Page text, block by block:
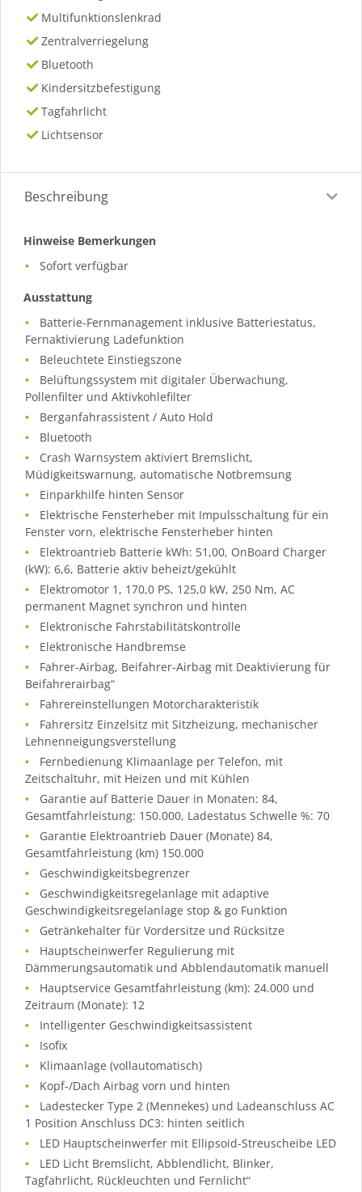
Multifunktionslenkrad
Zentralverriegelung
Bluetooth
Kindersitzbefestigung
Tagfahrlicht
Lichtsensor
Beschreibung
Hinweise Bemerkungen
Sofort verfügbar
Ausstattung
Batterie-Fernmanagement inklusive Batteriestatus,
Fernaktivierung Ladefunktion
Beleuchtete Einstiegszone
Belüftungssystem mit digitaler Überwachung,
Pollenfilter und Aktivkohlefilter
Berganfahrassistent / Auto Hold
Bluetooth
Crash Warnsystem aktiviert Bremslicht,
Müdigkeitswarnung, automatische Notbremsung
Einparkhilfe hinten Sensor
Elektrische Fensterheber mit Impulsschaltung für ein
Fenster vorn, elektrische Fensterheber hinten
Elektroantrieb Batterie kWh: 51,00, OnBoard Charger
(kW): 6,6, Batterie aktiv beheizt/gekühlt
Elektromotor 1, 170,0 PS, 125,0 kW, 250 Nm, AC
permanent Magnet synchron und hinten
Elektronische Fahrstabilitätskontrolle
Elektronische Handbremse
Fahrer-Airbag, Beifahrer-Airbag mit Deaktivierung für
Beifahrerairbag“
Fahrereinstellungen Motorcharakteristik
Fahrersitz Einzelsitz mit Sitzheizung, mechanischer
Lehnenneigungsverstellung
Fernbedienung Klimaanlage per Telefon, mit
Zeitschaltuhr, mit Heizen und mit Kühlen
Garantie auf Batterie Dauer in Monaten: 84,
Gesamtfahrleistung: 150.000, Ladestatus Schwelle %: 70
Garantie Elektroantrieb Dauer (Monate) 84,
Gesamtfahrleistung (km) 150.000
Geschwindigkeitsbegrenzer
Geschwindigkeitsregelanlage mit adaptive
Geschwindigkeitsregelanlage stop & go Funktion
Getränkehalter für Vordersitze und Rücksitze
Hauptscheinwerfer Regulierung mit
Dämmerungsautomatik und Abblendautomatik manuell
Hauptservice Gesamtfahrleistung (km): 24.000 und
Zeitraum (Monate): 12
Intelligenter Geschwindigkeitsassistent
Isofix
Klimaanlage (vollautomatisch)
Kopf-/Dach Airbag vorn und hinten
Ladestecker Type 2 (Mennekes) und Ladeanschluss AC
1 Position Anschluss DC3: hinten seitlich
LED Hauptscheinwerfer mit Ellipsoid-Streuscheibe LED
LED Licht Bremslicht, Abblendlicht, Blinker,
Tagfahrlicht, Rückleuchten und Fernlicht“